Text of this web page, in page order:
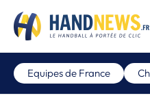
Equipes de France